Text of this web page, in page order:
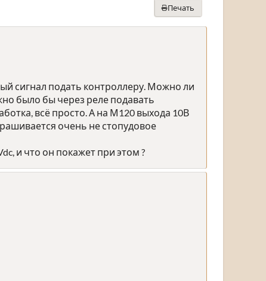
Печать
сигнал подать контроллеру. Можно ли
было бы через реле подавать
всё просто. А на М120 выхода 10В
очень не стопудовое
и что он покажет при этом ?